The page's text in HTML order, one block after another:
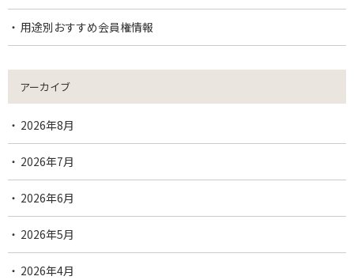
用途別おすすめ会員権情報
アーカイブ
2026年8月
2026年7月
2026年6月
2026年5月
2026年4月